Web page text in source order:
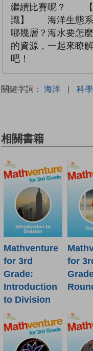
繼續比賽呢？ 【
識】 海洋生態系
哪幾層？海水要
的資源，一起來瞭
吧！
關鍵字詞： 海洋 | 科學
相關書籍
Mathventure
for 3rd
Grade:
Introduction
to Division
for